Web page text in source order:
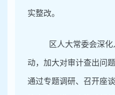
实整改。
区人大常委会深
动，加大对审计查出问
通过专题调研、召开座